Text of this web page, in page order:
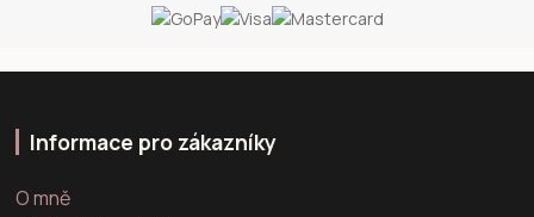
Informace pro zákazníky
O mně